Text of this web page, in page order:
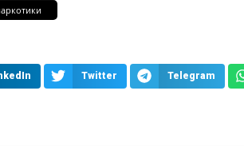
Twitter Telegram